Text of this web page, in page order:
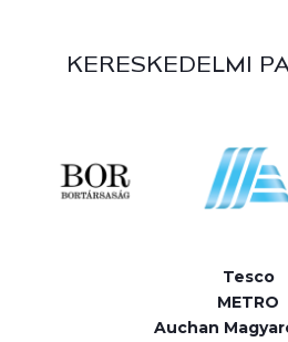
KERESKEDELMI
Tesco
METRO
Auchan